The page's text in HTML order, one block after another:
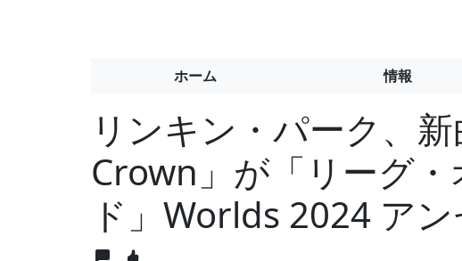
ホーム 情報
リンキン・パーク、
Crown」が「リーグ
ド」Worlds 2024 ア